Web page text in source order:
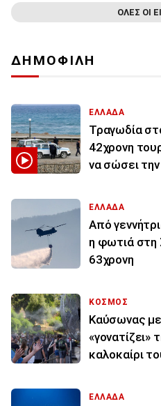
ΟΛΕΣ ΟΙ
ΔΗΜΟΦΙΛΗ
ΕΛΛΑΔΑ
Τραγωδία
42χρονη
να σώσει
ΕΛΛΑΔΑ
Από
η φωτιά στη
63χρονη
ΚΟΣΜΟΣ
Καύσωνας
«γονατίζει»
καλοκαίρι
ΕΛΛΑΔΑ